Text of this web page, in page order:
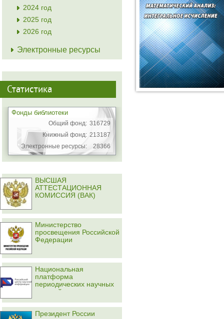
2024 год
2025 год
2026 год
Электронные ресурсы
Статистика
Фонды библиотеки
Общий фонд: 316729
Книжный фонд: 213187
Электронные ресурсы:
28366
ВЫСШАЯ
АТТЕСТАЦИОННАЯ
КОМИССИЯ (ВАК)
Министерство
просвещения Российской
Федерации
Национальная
платформа
периодических научных
изданий
Президент России